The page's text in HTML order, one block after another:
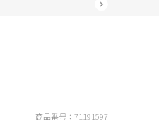
商品番号： 71191597